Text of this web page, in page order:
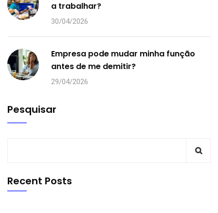
a trabalhar?
30/04/2026
Empresa pode mudar minha função
antes de me demitir?
29/04/2026
Pesquisar
Recent Posts